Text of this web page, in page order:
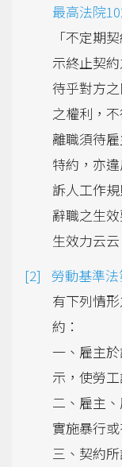
最高法院
「不定期
示終止契
待乎對方
之權利，
離職須待
特約，亦
訴人工作
辭職之生
生效力云云
勞動基準
有下列情
約：
一、雇主
示，使勞
二、雇主
實施暴行
三、契約